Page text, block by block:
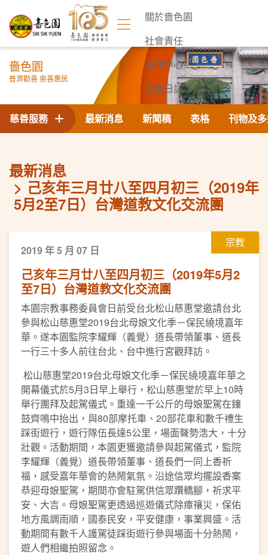
關於嗇色園
社會責任
新聞中心
活動日誌
聯絡我們
嗇色園
普濟勸善 崇善惠民
最新消息 新聞稿 表格 刊物及
慈善服務
最新消息
己亥年三月廿八至四月初三（2019年
5月2至7日）台灣道教文化交流團
宗教
2019 年 5 月 07 日
己亥年三月廿八至四月初三（2019年5月2
至7日）台灣道教文化交流團
本園宗教事務委員會日前受台北松山慈惠堂邀請台北
參與松山慈惠堂2019台北母娘文化季－保民繞境嘉年
華。遂本園監院李耀輝（義覺）道長帶領董事、道長
一行三十多人前往台北、台中進行宮觀拜訪。
松山慈惠堂2019台北母娘文化季－保民繞境嘉年華之
開幕儀式於5月3日早上舉行，松山慈惠堂於早上10時
舉行團拜及起駕儀式。重達一千公斤的母娘聖駕在鐘
鼓齊鳴中抬出，與80部摩托車、20部花車和數千禮生
踩街遊行，遊行隊伍長達5公里，場面聲勢浩大，十分
壯觀。活動期間，本園更獲邀請參與起駕儀式，監院
李耀輝（義覺）道長帶領董事、道長們一同上香祈
福，感受嘉年華會的熱鬧氣氛。沿途信眾均擺設香案
恭迎母娘聖駕，期間亦會駐駕供信眾躦轎腳，祈求平
安、大吉。母娘聖駕更透過巡遊儀式除瘴禳災，保佑
地方風調雨順，國泰民安，平安健康，事業興盛。活
動期間有數千人護駕徒踩街遊行參與場面十分熱鬧，
遊人們相繼拍照留念。